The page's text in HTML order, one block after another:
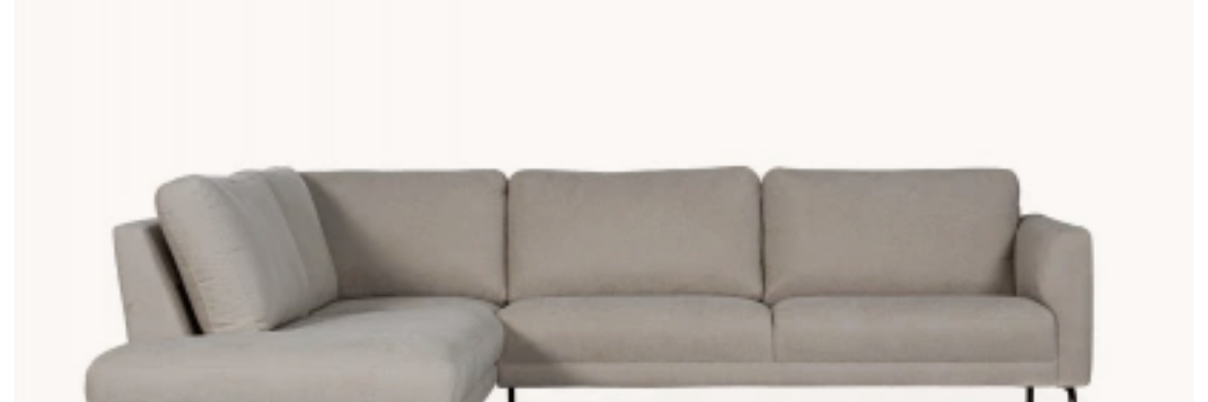
Vi tycker att du ska anpassa soffans storlek efter ditt vardagsrum. En soffa med divan eller ett öppet avslut gör sig väldigt bra intill en vägg, så att du bygger soffan
likt en hörnsoffa. Med en smart möblering får du ett luftigt, inbjudande och öppet intryck i vardagsrummet. När du köper din divansoffa online hos oss på soffadirekt
ska du uppleva en härlig köpupplevelse och känna dig trygg med ditt köp. Våra lagervaror levereras inom 2-7 dagar och självklart har du möjligheten att välja
mellan flera olika betalningsalternativ.